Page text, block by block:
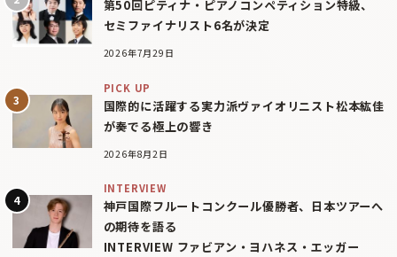
第50回ピティナ・ピアノコンペティション特級、
セミファイナリスト6名が決定
2026年7月29日
PICK UP
国際的に活躍する実力派ヴァイオリニスト松本紘佳
が奏でる極上の響き
2026年8月2日
INTERVIEW
神戸国際フルートコンクール優勝者、日本ツアーへ
の期待を語る
INTERVIEW ファビアン・ヨハネス・エッガー